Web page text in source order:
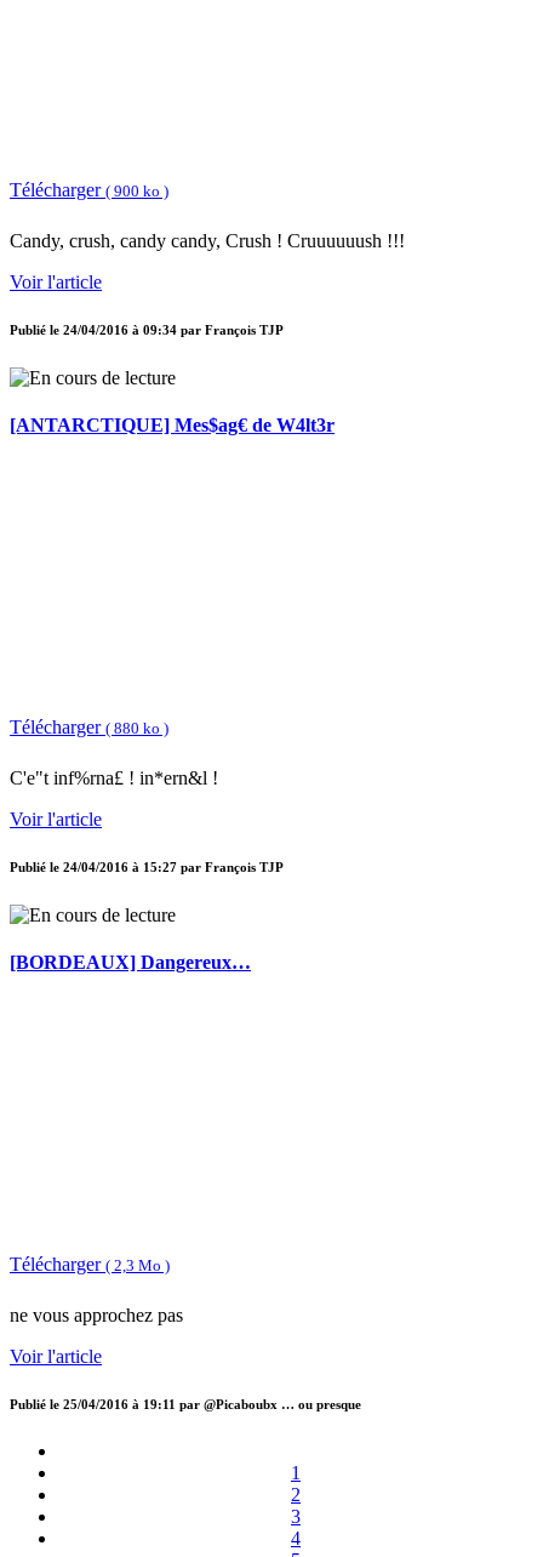
Télécharger ( 900 ko )
Candy, crush, candy candy, Crush ! Cruuuuuush !!!
Voir l'article
Publié le 24/04/2016 à 09:34 par François TJP
[ANTARCTIQUE] Mes$ag€ de W4lt3r
Télécharger ( 880 ko )
C'e"t inf%rna£ ! in*ern&l !
Voir l'article
Publié le 24/04/2016 à 15:27 par François TJP
[BORDEAUX] Dangereux…
Télécharger ( 2,3 Mo )
ne vous approchez pas
Voir l'article
Publié le 25/04/2016 à 19:11 par @Picaboubx … ou presque
1
2
3
4